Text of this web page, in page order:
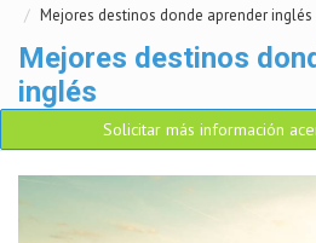
Mejores destinos donde aprender inglés
Mejores destinos
inglés
Solicitar más información